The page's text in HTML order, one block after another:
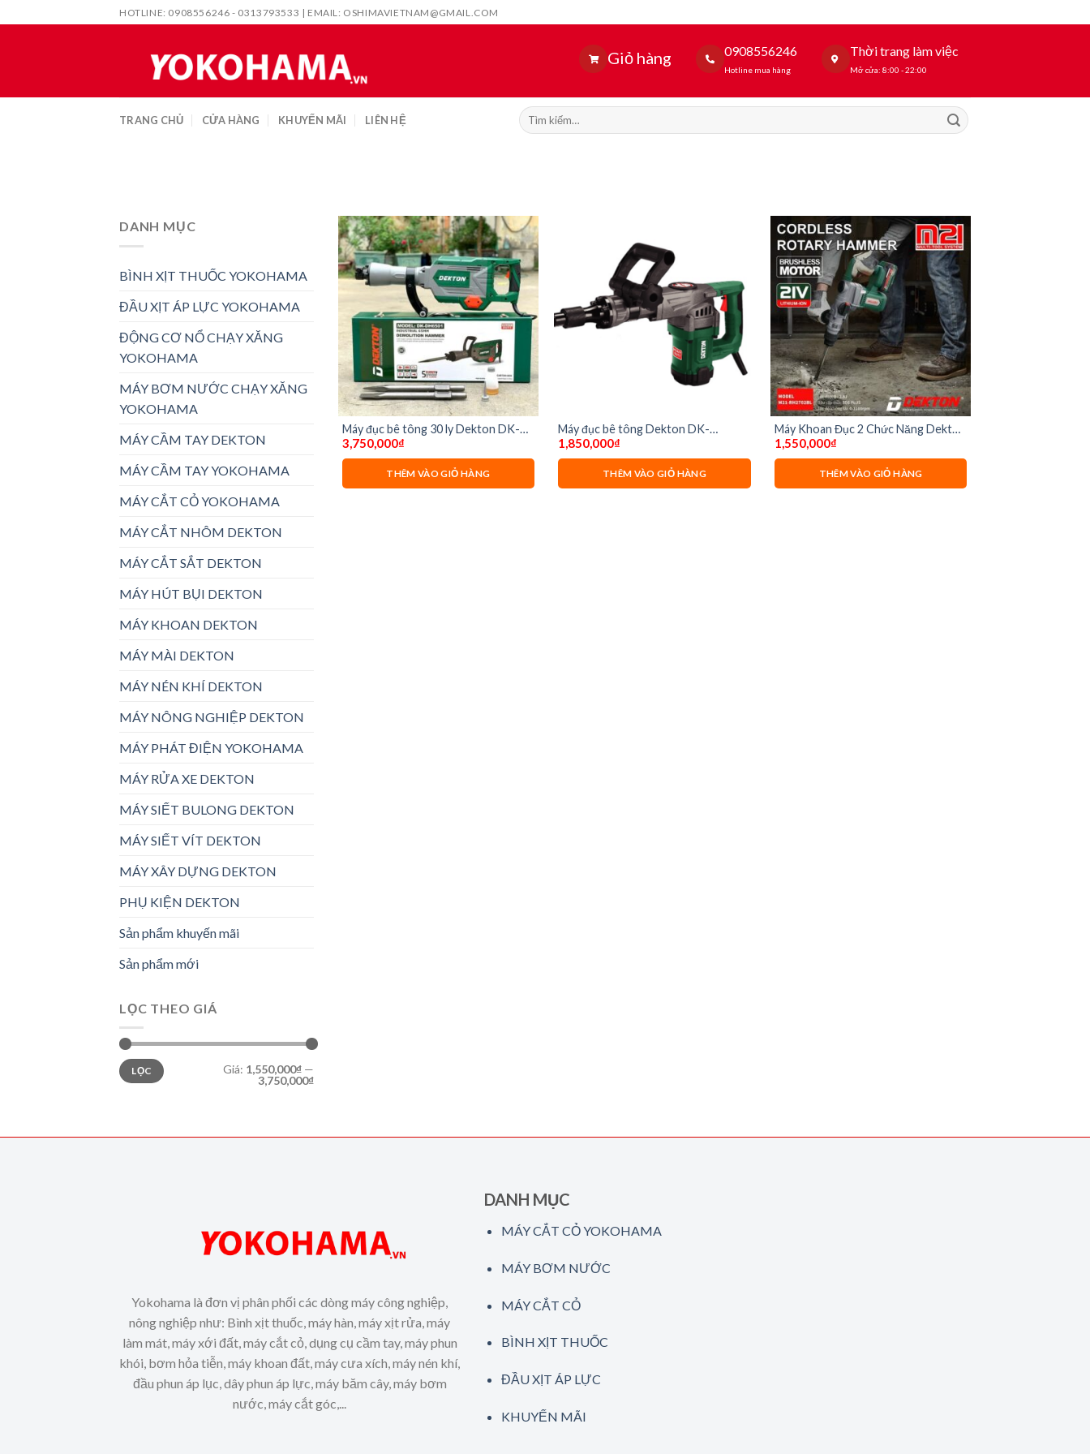
to
HOTLINE: 0908556246 - 0313793533 | EMAIL: OSHIMAVIETNAM@GMAIL.COM
Giỏ hàng 0908556246
Hotline mua hàng
Thời trang làm việc
Mở cửa: 8:00 - 22:00
TRANG CHỦ CỬA HÀNG KHUYẾN MÃI LIÊN HỆ
Tìm
kiếm:
DANH MỤC
BÌNH XỊT THUỐC YOKOHAMA
ĐẦU XỊT ÁP LỰC YOKOHAMA
ĐỘNG CƠ NỔ CHẠY XĂNG
YOKOHAMA
MÁY BƠM NƯỚC CHẠY XĂNG
YOKOHAMA
MÁY CẦM TAY DEKTON
MÁY CẦM TAY YOKOHAMA
MÁY CẮT CỎ YOKOHAMA
MÁY CẮT NHÔM DEKTON
MÁY CẮT SẮT DEKTON
MÁY HÚT BỤI DEKTON
MÁY KHOAN DEKTON
MÁY MÀI DEKTON
MÁY NÉN KHÍ DEKTON
MÁY NÔNG NGHIỆP DEKTON
MÁY PHÁT ĐIỆN YOKOHAMA
MÁY RỬA XE DEKTON
MÁY SIẾT BULONG DEKTON
MÁY SIẾT VÍT DEKTON
MÁY XÂY DỰNG DEKTON
PHỤ KIỆN DEKTON
Sản phẩm khuyến mãi
Sản phẩm mới
LỌC THEO GIÁ
Giá
tối
thiểu
Giá
tối
đa
LỌC Giá: 1,550,000₫ —
3,750,000₫
Máy đục bê tông 30 ly Dekton DK-
HD6501
3,750,000₫
THÊM VÀO GIỎ HÀNG
Máy đục bê tông Dekton DK-
HD3501
1,850,000₫
THÊM VÀO GIỎ HÀNG
Máy Khoan Đục 2 Chức Năng Dekton
M21-RH2702BL ( chưa có pin và sạc)
1,550,000₫
THÊM VÀO GIỎ HÀNG
Yokohama là đơn vị phân phối các dòng máy công nghiệp,
nông nghiệp như: Bình xịt thuốc, máy hàn, máy xịt rửa, máy
làm mát, máy xới đất, máy cắt cỏ, dụng cụ cầm tay, máy phun
khói, bơm hỏa tiễn, máy khoan đất, máy cưa xích, máy nén khí,
đầu phun áp lục, dây phun áp lực, máy băm cây, máy bơm
nước, máy cắt góc,...
DANH MỤC
MÁY CẮT CỎ YOKOHAMA
MÁY BƠM NƯỚC
MÁY CẮT CỎ
BÌNH XỊT THUỐC
ĐẦU XỊT ÁP LỰC
KHUYẾN MÃI